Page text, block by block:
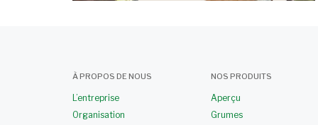
À PROPOS DE NOUS
L’entreprise
Organisation
NOS PRODUITS
Aperçu
Grumes